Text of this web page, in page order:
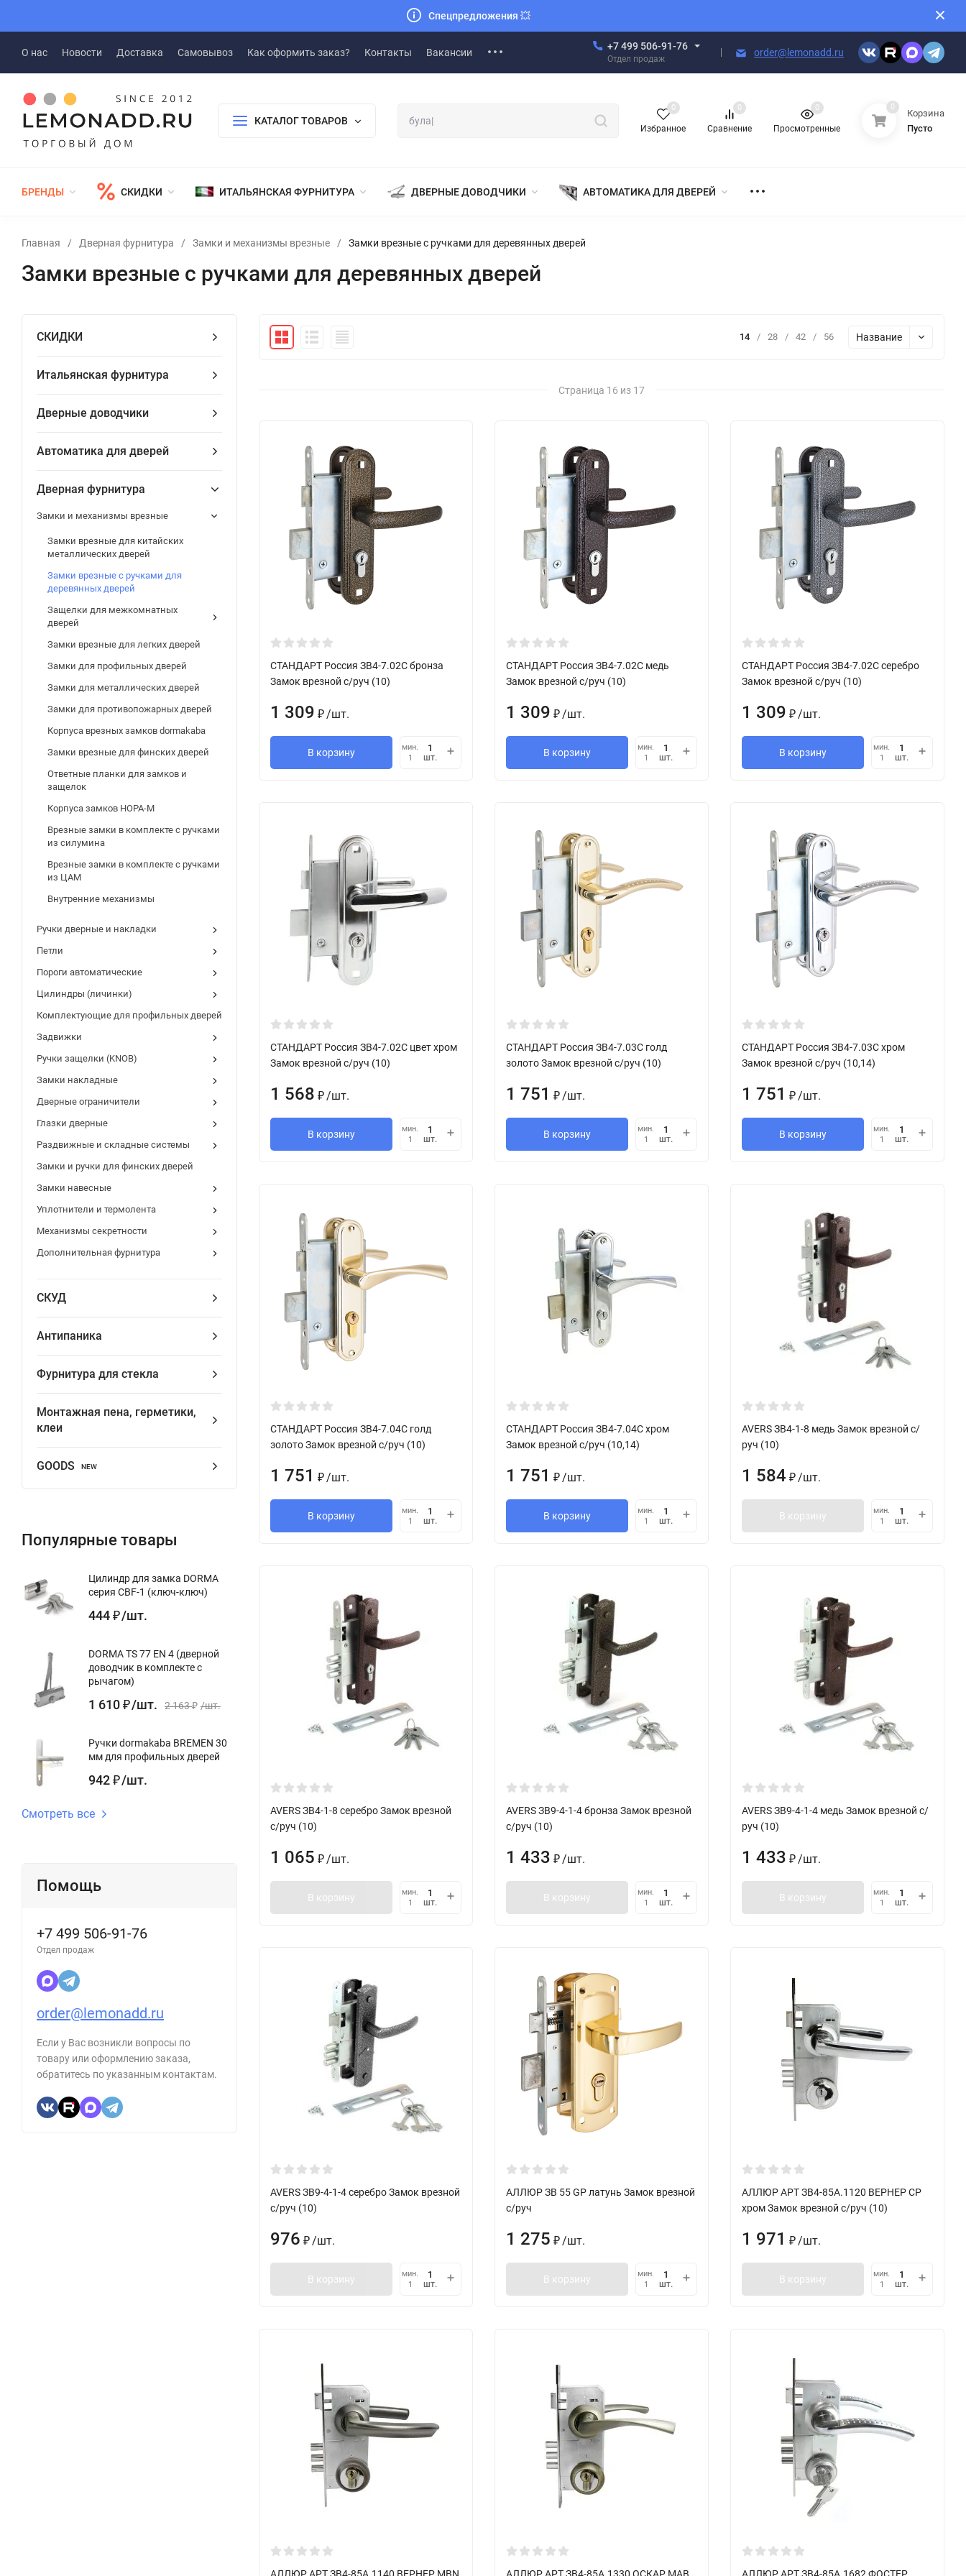
Спецпредложения 💥
О нас Новости Доставка Самовывоз Как оформить заказ? Контакты Вакансии
+7 499 506-91-76
Отдел продаж
order@lemonadd.ru
КАТАЛОГ ТОВАРОВ
Избранное
0
Сравнение
0
Просмотренные
0 0
Корзина
Пусто
БРЕНДЫ СКИДКИ ИТАЛЬЯНСКАЯ ФУРНИТУРА ДВЕРНЫЕ ДОВОДЧИКИ АВТОМАТИКА ДЛЯ ДВЕРЕЙ
Главная / Дверная фурнитура / Замки и механизмы врезные / Замки врезные с ручками для деревянных дверей
Замки врезные с ручками для деревянных дверей
СКИДКИ
Итальянская фурнитура
Дверные доводчики
Автоматика для дверей
Дверная фурнитура
Замки и механизмы врезные
Замки врезные для китайских
металлических дверей
Замки врезные с ручками для
деревянных дверей
Защелки для межкомнатных
дверей
Замки врезные для легких дверей
Замки для профильных дверей
Замки для металлических дверей
Замки для противопожарных дверей
Корпуса врезных замков dormakaba
Замки врезные для финских дверей
Ответные планки для замков и
защелок
Корпуса замков НОРА-М
Врезные замки в комплекте с ручками
из силумина
Врезные замки в комплекте с ручками
из ЦАМ
Внутренние механизмы
Ручки дверные и накладки
Петли
Пороги автоматические
Цилиндры (личинки)
Комплектующие для профильных дверей
Задвижки
Ручки защелки (KNOB)
Замки накладные
Дверные ограничители
Глазки дверные
Раздвижные и складные системы
Замки и ручки для финских дверей
Замки навесные
Уплотнители и термолента
Механизмы секретности
Дополнительная фурнитура
СКУД
Антипаника
Фурнитура для стекла
Монтажная пена, герметики,
клеи
GOODS NEW
Популярные товары
Цилиндр для замка DORMA
серия CBF-1 (ключ-ключ)
444 ₽ /шт.
DORMA TS 77 EN 4 (дверной
доводчик в комплекте с
рычагом)
1 610 ₽ /шт. 2 163 ₽ /шт.
Ручки dormakaba BREMEN 30
мм для профильных дверей
942 ₽ /шт.
Смотреть все
Помощь
+7 499 506-91-76
Отдел продаж
order@lemonadd.ru
Если у Вас возникли вопросы по
товару или оформлению заказа,
обратитесь по указанным контактам.
14 / 28 / 42 / 56 Название
Страница 16 из 17
СТАНДАРТ Россия ЗВ4-7.02С бронза
Замок врезной с/руч (10)
1 309 ₽ /шт.
В корзину
мин.
1
шт.
СТАНДАРТ Россия ЗВ4-7.02С медь
Замок врезной с/руч (10)
1 309 ₽ /шт.
В корзину
мин.
1
шт.
СТАНДАРТ Россия ЗВ4-7.02С серебро
Замок врезной с/руч (10)
1 309 ₽ /шт.
В корзину
мин.
1
шт.
СТАНДАРТ Россия ЗВ4-7.02С цвет хром
Замок врезной с/руч (10)
1 568 ₽ /шт.
В корзину
мин.
1
шт.
СТАНДАРТ Россия ЗВ4-7.03С голд
золото Замок врезной с/руч (10)
1 751 ₽ /шт.
В корзину
мин.
1
шт.
СТАНДАРТ Россия ЗВ4-7.03С хром
Замок врезной с/руч (10,14)
1 751 ₽ /шт.
В корзину
мин.
1
шт.
СТАНДАРТ Россия ЗВ4-7.04С голд
золото Замок врезной с/руч (10)
1 751 ₽ /шт.
В корзину
мин.
1
шт.
СТАНДАРТ Россия ЗВ4-7.04С хром
Замок врезной с/руч (10,14)
1 751 ₽ /шт.
В корзину
мин.
1
шт.
AVERS ЗВ4-1-8 медь Замок врезной с/
руч (10)
1 584 ₽ /шт.
В корзину
мин.
1
шт.
AVERS ЗВ4-1-8 серебро Замок врезной
с/руч (10)
1 065 ₽ /шт.
В корзину
мин.
1
шт.
AVERS ЗВ9-4-1-4 бронза Замок врезной
с/руч (10)
1 433 ₽ /шт.
В корзину
мин.
1
шт.
AVERS ЗВ9-4-1-4 медь Замок врезной с/
руч (10)
1 433 ₽ /шт.
В корзину
мин.
1
шт.
AVERS ЗВ9-4-1-4 серебро Замок врезной
с/руч (10)
976 ₽ /шт.
В корзину
мин.
1
шт.
АЛЛЮР ЗВ 55 GP латунь Замок врезной
с/руч
1 275 ₽ /шт.
В корзину
мин.
1
шт.
АЛЛЮР АРТ ЗВ4-85А.1120 ВЕРНЕР CP
хром Замок врезной с/руч (10)
1 971 ₽ /шт.
В корзину
мин.
1
шт.
АЛЛЮР АРТ ЗВ4-85А.1140 ВЕРНЕР MBN АЛЛЮР АРТ ЗВ4-85А.1330 ОСКАР MAB АЛЛЮР АРТ ЗВ4-85А.1682 ФОСТЕР